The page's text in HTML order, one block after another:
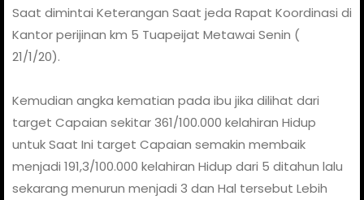
Saat dimintai Keterangan Saat jeda Rapat Koordinasi di
Kantor perijinan km 5 Tuapeijat Metawai Senin (
21/1/20).
Kemudian angka kematian pada ibu jika dilihat dari
target Capaian sekitar 361/100.000 kelahiran Hidup
untuk Saat Ini target Capaian semakin membaik
menjadi 191,3/100.000 kelahiran Hidup dari 5 ditahun lalu
sekarang menurun menjadi 3 dan Hal tersebut Lebih